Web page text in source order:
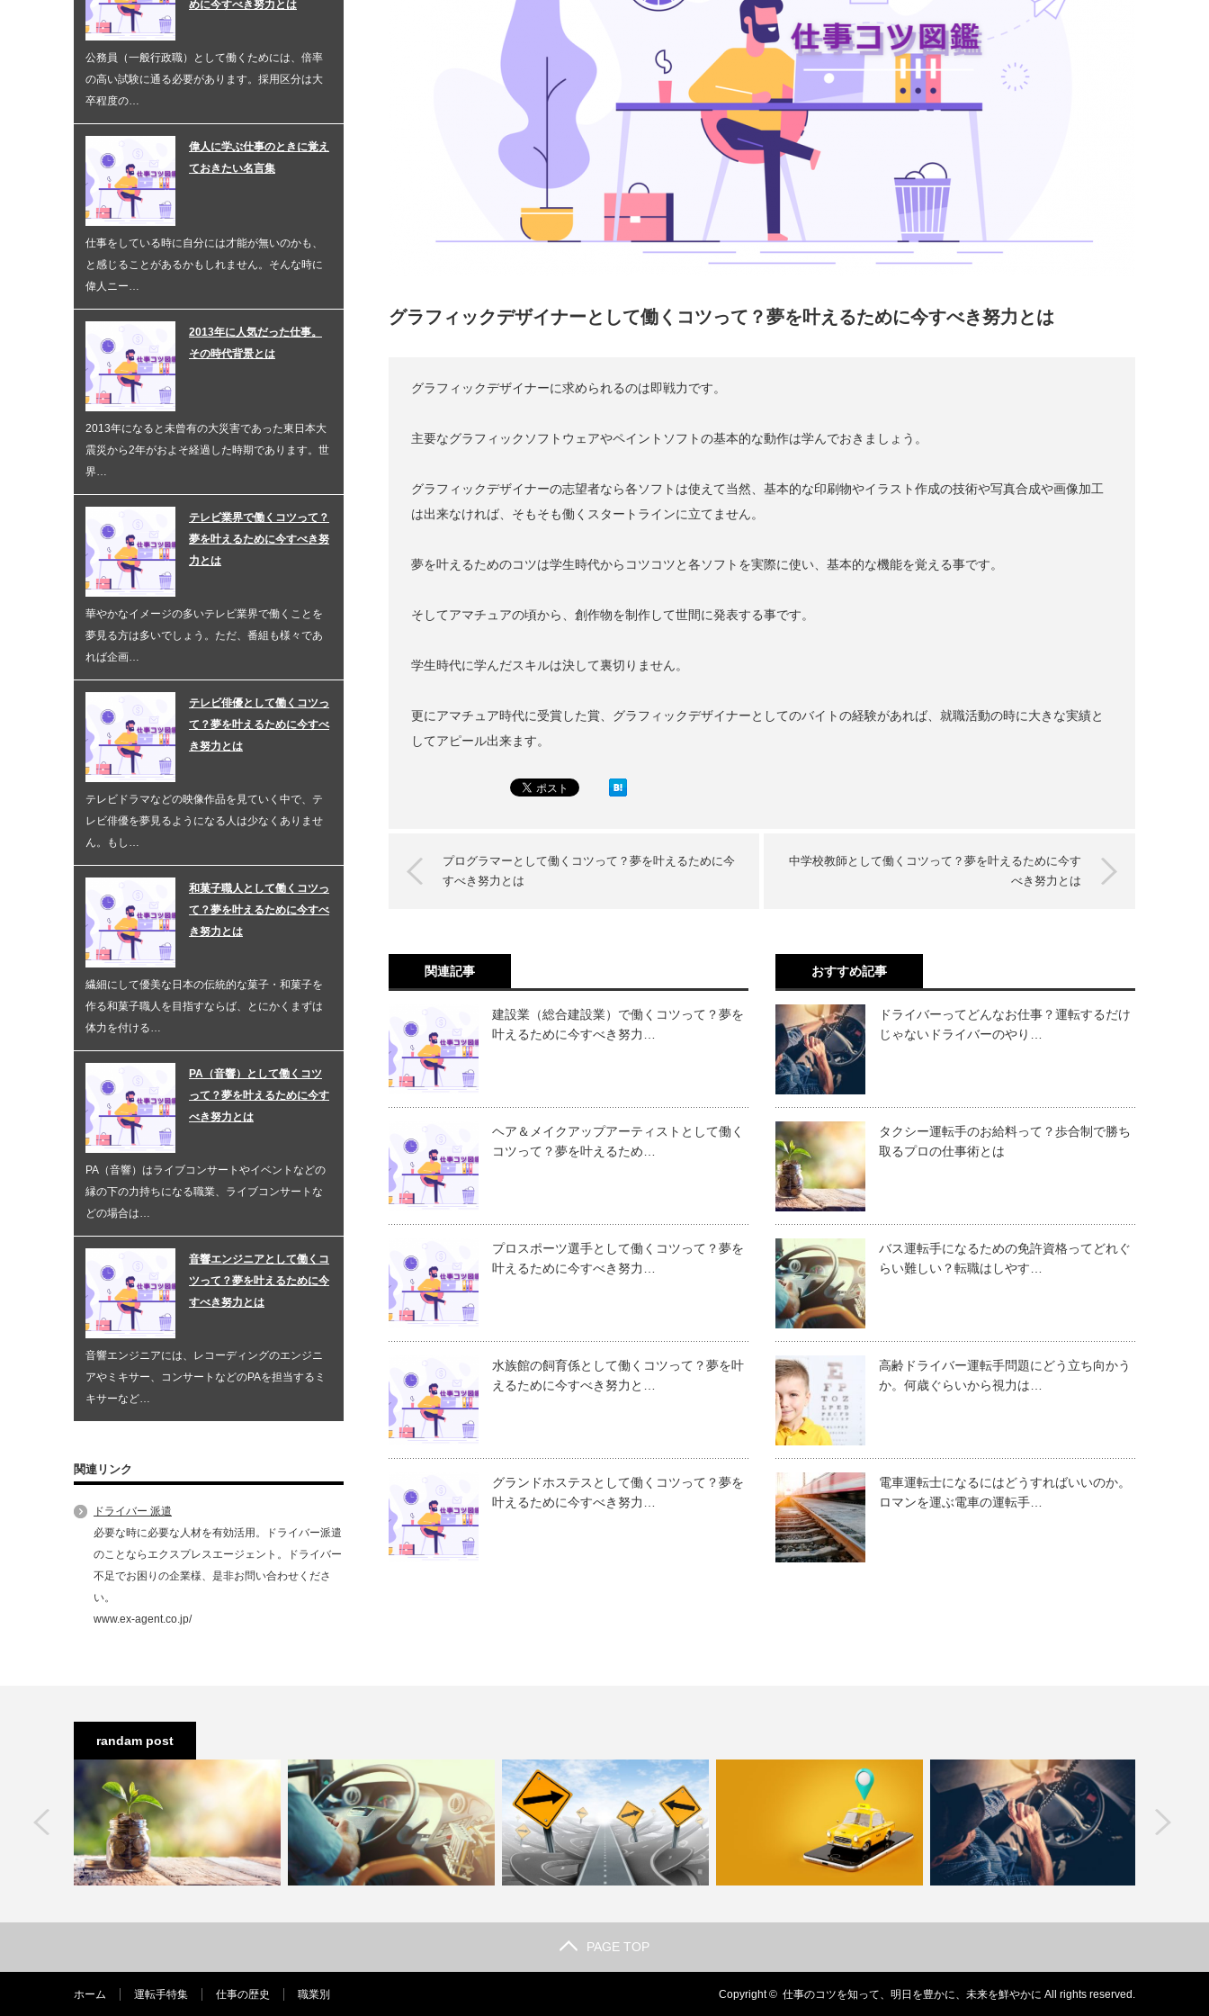
グラフィックデザイナーとして働くコツって？夢を叶えるために今すべき努力とは
グラフィックデザイナーに求められるのは即戦力です。
主要なグラフィックソフトウェアやペイントソフトの基本的な動作は学んでおきましょう。
グラフィックデザイナーの志望者なら各ソフトは使えて当然、基本的な印刷物やイラスト作成の技術や写真合成や画像加工
は出来なければ、そもそも働くスタートラインに立てません。
夢を叶えるためのコツは学生時代からコツコツと各ソフトを実際に使い、基本的な機能を覚える事です。
そしてアマチュアの頃から、創作物を制作して世間に発表する事です。
学生時代に学んだスキルは決して裏切りません。
更にアマチュア時代に受賞した賞、グラフィックデザイナーとしてのバイトの経験があれば、就職活動の時に大きな実績と
してアピール出来ます。
プログラマーとして働くコツって？夢を叶えるために今
すべき努力とは
中学校教師として働くコツって？夢を叶えるために今す
べき努力とは
関連記事
建設業（総合建設業）で働くコツって？夢を
叶えるために今すべき努力…
ヘア＆メイクアップアーティストとして働く
コツって？夢を叶えるため…
プロスポーツ選手として働くコツって？夢を
叶えるために今すべき努力…
水族館の飼育係として働くコツって？夢を叶
えるために今すべき努力と…
グランドホステスとして働くコツって？夢を
叶えるために今すべき努力…
おすすめ記事
ドライバーってどんなお仕事？運転するだけ
じゃないドライバーのやり…
タクシー運転手のお給料って？歩合制で勝ち
取るプロの仕事術とは
バス運転手になるための免許資格ってどれぐ
らい難しい？転職はしやす…
高齢ドライバー運転手問題にどう立ち向かう
か。何歳ぐらいから視力は…
電車運転士になるにはどうすればいいのか。
ロマンを運ぶ電車の運転手…
めに今すべき努力とは
公務員（一般行政職）として働くためには、倍率
の高い試験に通る必要があります。採用区分は大
卒程度の…
偉人に学ぶ仕事のときに覚え
ておきたい名言集
仕事をしている時に自分には才能が無いのかも、
と感じることがあるかもしれません。そんな時に
偉人ニー…
2013年に人気だった仕事。
その時代背景とは
2013年になると未曾有の大災害であった東日本大
震災から2年がおよそ経過した時期であります。世
界…
テレビ業界で働くコツって？
夢を叶えるために今すべき努
力とは
華やかなイメージの多いテレビ業界で働くことを
夢見る方は多いでしょう。ただ、番組も様々であ
れば企画…
テレビ俳優として働くコツっ
て？夢を叶えるために今すべ
き努力とは
テレビドラマなどの映像作品を見ていく中で、テ
レビ俳優を夢見るようになる人は少なくありませ
ん。もし…
和菓子職人として働くコツっ
て？夢を叶えるために今すべ
き努力とは
繊細にして優美な日本の伝統的な菓子・和菓子を
作る和菓子職人を目指すならば、とにかくまずは
体力を付ける…
PA（音響）として働くコツ
って？夢を叶えるために今す
べき努力とは
PA（音響）はライブコンサートやイベントなどの
縁の下の力持ちになる職業、ライブコンサートな
どの場合は…
音響エンジニアとして働くコ
ツって？夢を叶えるために今
すべき努力とは
音響エンジニアには、レコーディングのエンジニ
アやミキサー、コンサートなどのPAを担当するミ
キサーなど…
関連リンク
ドライバー 派遣
必要な時に必要な人材を有効活用。ドライバー派遣
のことならエクスプレスエージェント。ドライバー
不足でお困りの企業様、是非お問い合わせくださ
い。
www.ex-agent.co.jp/
randam post
の日や不
タクシー運転手のお給料って？歩合制
で勝ち取るプロの仕事術…
バス運転手になるための免許資格って
どれぐらい難しい？転職…
集荷・配達ドライバーの年収は？的確
個人タクシーとして開業するにはどう
したら？他のライバルに…
ドライバーってどんなお仕事？運転す
るだけじゃないドライバ…
バスや電
PAGE TOP
ホーム 運転手特集 仕事の歴史 職業別 Copyright © 仕事のコツを知って、明日を豊かに、未来を鮮やかに All rights reserved.